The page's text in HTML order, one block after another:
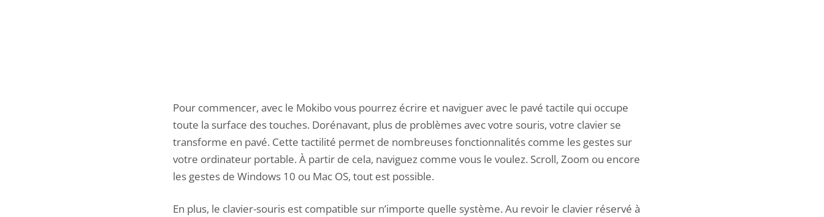
Pour commencer, avec le Mokibo vous pourrez écrire et naviguer avec le pavé tactile qui occupe
toute la surface des touches. Dorénavant, plus de problèmes avec votre souris, votre clavier se
transforme en pavé. Cette tactilité permet de nombreuses fonctionnalités comme les gestes sur
votre ordinateur portable. À partir de cela, naviguez comme vous le voulez. Scroll, Zoom ou encore
les gestes de Windows 10 ou Mac OS, tout est possible.
En plus, le clavier-souris est compatible sur n’importe quelle système. Au revoir le clavier réservé à